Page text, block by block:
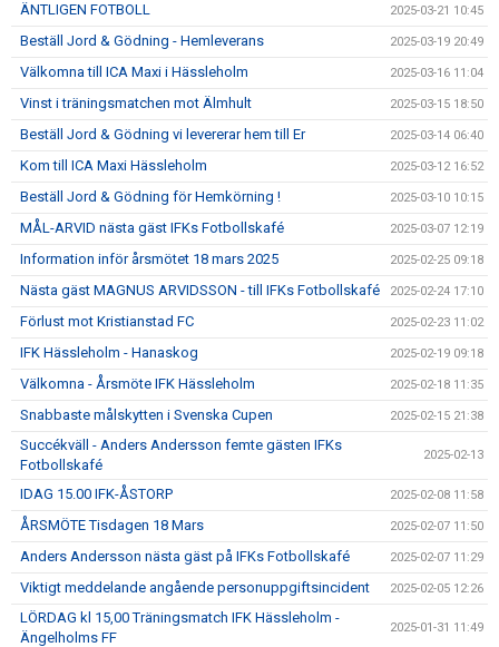
ÄNTLIGEN FOTBOLL 2025-03-21 10:45
Beställ Jord & Gödning - Hemleverans 2025-03-19 20:49
Välkomna till ICA Maxi i Hässleholm 2025-03-16 11:04
Vinst i träningsmatchen mot Älmhult 2025-03-15 18:50
Beställ Jord & Gödning vi levererar hem till Er 2025-03-14 06:40
Kom till ICA Maxi Hässleholm 2025-03-12 16:52
Beställ Jord & Gödning för Hemkörning ! 2025-03-10 10:15
MÅL-ARVID nästa gäst IFKs Fotbollskafé 2025-03-07 12:19
Information inför årsmötet 18 mars 2025 2025-02-25 09:18
Nästa gäst MAGNUS ARVIDSSON - till IFKs Fotbollskafé 2025-02-24 17:10
Förlust mot Kristianstad FC 2025-02-23 11:02
IFK Hässleholm - Hanaskog 2025-02-19 09:18
Välkomna - Årsmöte IFK Hässleholm 2025-02-18 11:35
Snabbaste målskytten i Svenska Cupen 2025-02-15 21:38
Succékväll - Anders Andersson femte gästen IFKs
Fotbollskafé
2025-02-13
IDAG 15.00 IFK-ÅSTORP 2025-02-08 11:58
ÅRSMÖTE Tisdagen 18 Mars 2025-02-07 11:50
Anders Andersson nästa gäst på IFKs Fotbollskafé 2025-02-07 11:29
Viktigt meddelande angående personuppgiftsincident 2025-02-05 12:26
LÖRDAG kl 15,00 Träningsmatch IFK Hässleholm -
Ängelholms FF
2025-01-31 11:49